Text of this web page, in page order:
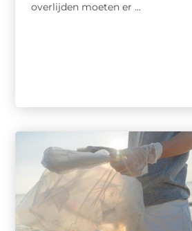
overlijden moeten er ...